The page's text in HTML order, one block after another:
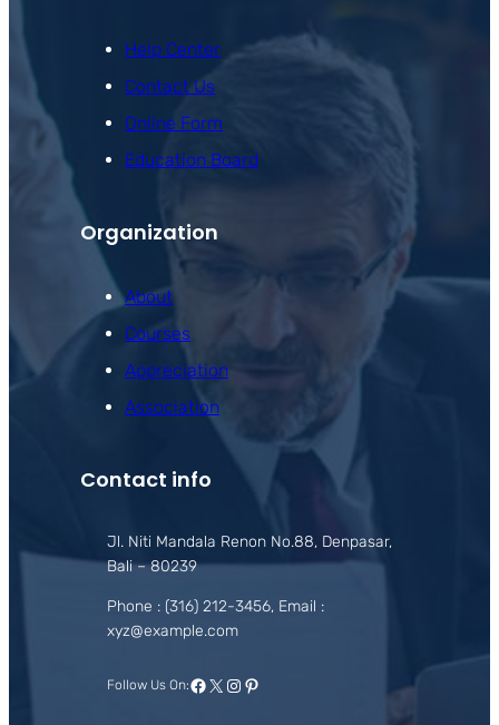
Help Center
Contact Us
Online Form
Education Board
Organization
About
Courses
Appreciation
Association
Contact info
Jl. Niti Mandala Renon No.88, Denpasar,
Bali – 80239
Phone : (316) 212-3456, Email :
xyz@example.com
Follow Us On:Facebook
X Instagram
Pinterest